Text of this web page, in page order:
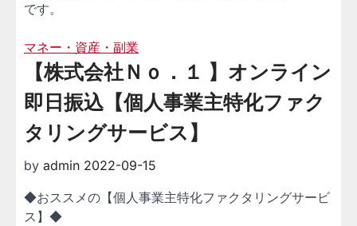
です。
マネー・資産・副業
【株式会社Ｎｏ．１ 】オンライン
即日振込【個人事業主特化ファク
タリングサービス】
by admin 2022-09-15
◆おススメの【個人事業主特化ファクタリングサービ
ス】◆